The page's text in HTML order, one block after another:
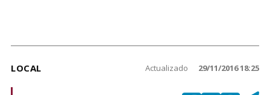
LOCAL Actualizado 29/11/2016 18:25